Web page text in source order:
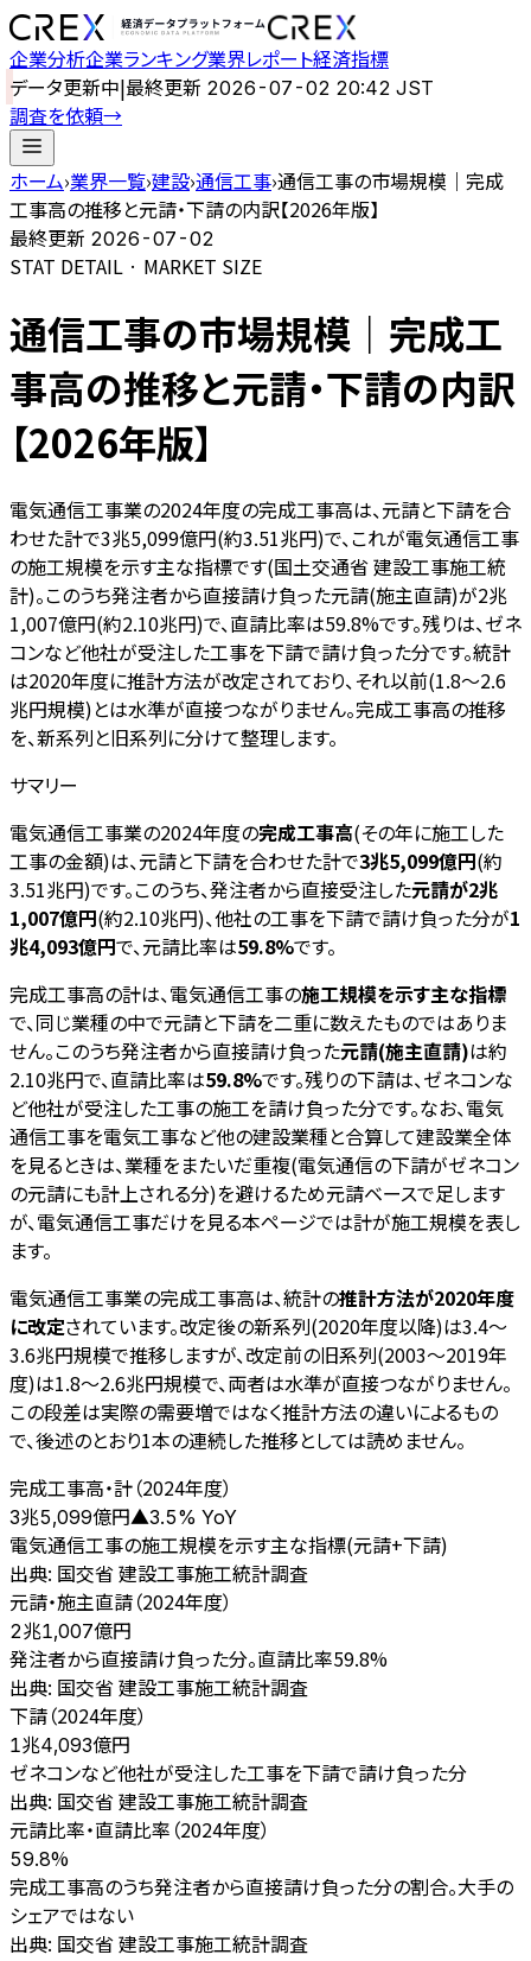
企業分析企業ランキング業界レポート経済指標
データ更新中|最終更新 2026-07-02 20:42 JST
調査を依頼→
ホーム›業界一覧›建設›通信工事›通信工事の市場規模｜完成
工事高の推移と元請・下請の内訳【2026年版】
最終更新 2026-07-02
STAT DETAIL · MARKET SIZE
通信工事の市場規模｜完成工
事高の推移と元請・下請の内訳
【2026年版】
電気通信工事業の2024年度の完成工事高は、元請と下請を合
わせた計で3兆5,099億円(約3.51兆円)で、これが電気通信工事
の施工規模を示す主な指標です(国土交通省 建設工事施工統
計)。このうち発注者から直接請け負った元請(施主直請)が2兆
1,007億円(約2.10兆円)で、直請比率は59.8%です。残りは、ゼネ
コンなど他社が受注した工事を下請で請け負った分です。統計
は2020年度に推計方法が改定されており、それ以前(1.8〜2.6
兆円規模)とは水準が直接つながりません。完成工事高の推移
を、新系列と旧系列に分けて整理します。
サマリー
電気通信工事業の2024年度の完成工事高(その年に施工した
工事の金額)は、元請と下請を合わせた計で3兆5,099億円(約
3.51兆円)です。このうち、発注者から直接受注した元請が2兆
1,007億円(約2.10兆円)、他社の工事を下請で請け負った分が1
兆4,093億円で、元請比率は59.8%です。
完成工事高の計は、電気通信工事の施工規模を示す主な指標
で、同じ業種の中で元請と下請を二重に数えたものではありま
せん。このうち発注者から直接請け負った元請(施主直請)は約
2.10兆円で、直請比率は59.8%です。残りの下請は、ゼネコンな
ど他社が受注した工事の施工を請け負った分です。なお、電気
通信工事を電気工事など他の建設業種と合算して建設業全体
を見るときは、業種をまたいだ重複(電気通信の下請がゼネコン
の元請にも計上される分)を避けるため元請ベースで足します
が、電気通信工事だけを見る本ページでは計が施工規模を表し
ます。
電気通信工事業の完成工事高は、統計の推計方法が2020年度
に改定されています。改定後の新系列(2020年度以降)は3.4〜
3.6兆円規模で推移しますが、改定前の旧系列(2003〜2019年
度)は1.8〜2.6兆円規模で、両者は水準が直接つながりません。
この段差は実際の需要増ではなく推計方法の違いによるもの
で、後述のとおり1本の連続した推移としては読めません。
完成工事高・計（2024年度）
3兆5,099億円▲3.5% YoY
電気通信工事の施工規模を示す主な指標(元請+下請)
出典: 国交省 建設工事施工統計調査
元請・施主直請（2024年度）
2兆1,007億円
発注者から直接請け負った分。直請比率59.8%
出典: 国交省 建設工事施工統計調査
下請（2024年度）
1兆4,093億円
ゼネコンなど他社が受注した工事を下請で請け負った分
出典: 国交省 建設工事施工統計調査
元請比率・直請比率（2024年度）
59.8%
完成工事高のうち発注者から直接請け負った分の割合。大手の
シェアではない
出典: 国交省 建設工事施工統計調査